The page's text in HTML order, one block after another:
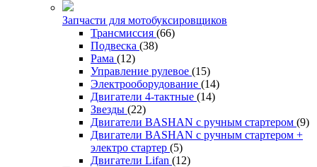
Запчасти для мотобуксировщиков
Трансмиссия (66)
Подвеска (38)
Рама (12)
Управление рулевое (15)
Электрооборудование (14)
Двигатели 4-тактные (14)
Звезды (22)
Двигатели BASHAN с ручным стартером (9)
Двигатели BASHAN с ручным стартером +
электро стартер (5)
Двигатели Lifan (12)